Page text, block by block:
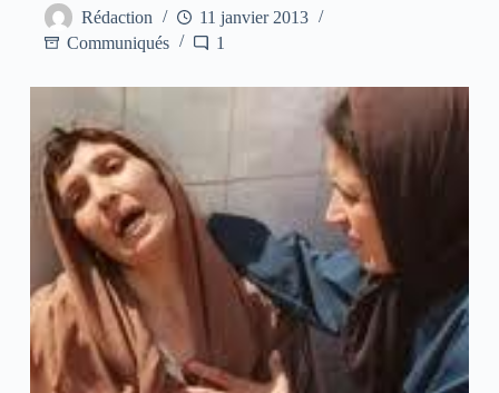
Rédaction
11 janvier 2013
Communiqués
1